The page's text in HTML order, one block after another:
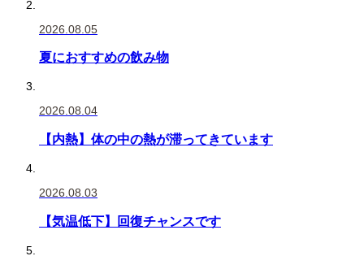
2026.08.05
夏におすすめの飲み物
2026.08.04
【内熱】体の中の熱が滞ってきています
2026.08.03
【気温低下】回復チャンスです